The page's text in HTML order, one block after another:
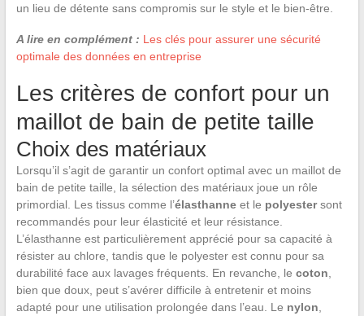
un lieu de détente sans compromis sur le style et le bien-être.
A lire en complément : Les clés pour assurer une sécurité
optimale des données en entreprise
Les critères de confort pour un
maillot de bain de petite taille
Choix des matériaux
Lorsqu’il s’agit de garantir un confort optimal avec un maillot de
bain de petite taille, la sélection des matériaux joue un rôle
primordial. Les tissus comme l’élasthanneet le polyestersont
recommandés pour leur élasticité et leur résistance.
L’élasthanne est particulièrement apprécié pour sa capacité à
résister au chlore, tandis que le polyester est connu pour sa
durabilité face aux lavages fréquents. En revanche, le coton
bien que doux, peut s’avérer difficile à entretenir et moins
adapté pour une utilisation prolongée dans l’eau. Le nylon